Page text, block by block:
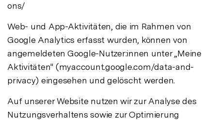
ons/
Web- und App-Aktivitäten, die im Rahmen von
Google Analytics erfasst wurden, können von
angemeldeten Google-Nutzer:innen unter „Meine
Aktivitäten" (myaccount.google.com/data-and-
privacy) eingesehen und gelöscht werden.
Auf unserer Website nutzen wir zur Analyse des
Nutzungsverhaltens sowie zur Optimierung